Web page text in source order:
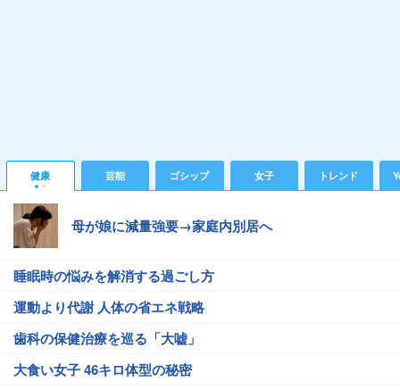
健康 芸能 ゴシップ 女子 トレンド
母が娘に減量強要→家庭内別居へ
睡眠時の悩みを解消する過ごし方
運動より代謝 人体の省エネ戦略
歯科の保健治療を巡る「大嘘」
大食い女子 46キロ体型の秘密